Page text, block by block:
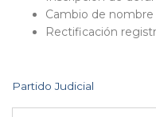
Cambio de nombre
Rectificación
Partido Judicial